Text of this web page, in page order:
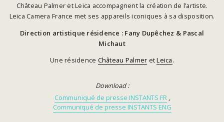
Château Palmer et Leica accompagnent la création de l’artiste.
Leica Camera France met ses appareils iconiques à sa disposition.
Direction artistique résidence : Fany Dupêchez & Pascal
Michaut
Une résidence Château Palmer etLeica.
Download :
Communiqué de presse INSTANTS FR
Communiqué de presse INSTANTS ENG